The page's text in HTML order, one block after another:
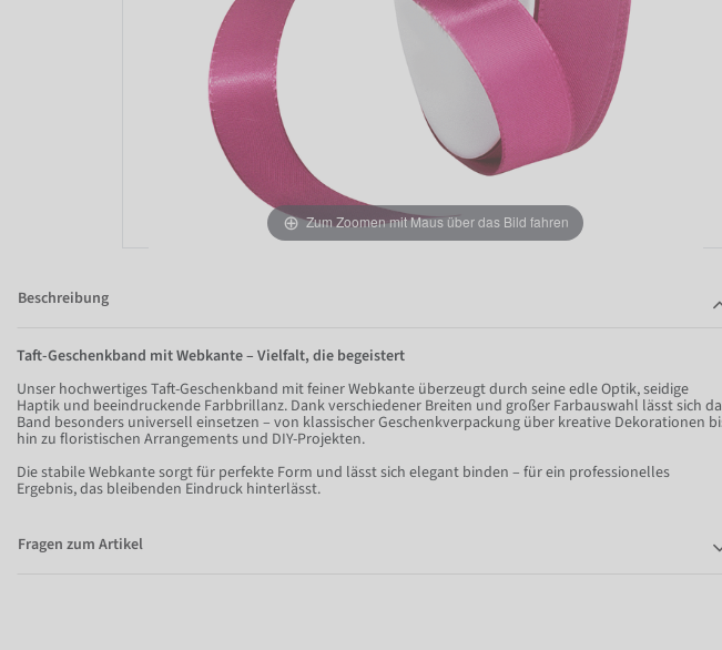
Zum Zoomen mit Maus über das Bild fahren
Beschreibung
Taft-Geschenkband mit Webkante – Vielfalt, die begeistert
Unser hochwertiges Taft-Geschenkband mit feiner Webkante überzeugt durch seine edle Optik, seidige
Haptik und beeindruckende Farbbrillanz. Dank verschiedener Breiten und großer Farbauswahl lässt sich
Band besonders universell einsetzen – von klassischer Geschenkverpackung über kreative Dekorationen
hin zu floristischen Arrangements und DIY-Projekten.
Die stabile Webkante sorgt für perfekte Form und lässt sich elegant binden – für ein professionelles
Ergebnis, das bleibenden Eindruck hinterlässt.
Fragen zum Artikel